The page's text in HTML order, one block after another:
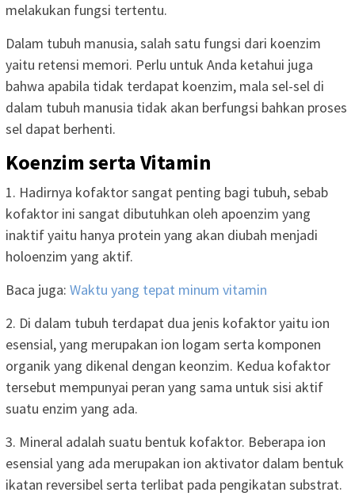
melakukan fungsi tertentu.
Dalam tubuh manusia, salah satu fungsi dari koenzim
yaitu retensi memori. Perlu untuk Anda ketahui juga
bahwa apabila tidak terdapat koenzim, mala sel-sel di
dalam tubuh manusia tidak akan berfungsi bahkan proses
sel dapat berhenti.
Koenzim serta Vitamin
1. Hadirnya kofaktor sangat penting bagi tubuh, sebab
kofaktor ini sangat dibutuhkan oleh apoenzim yang
inaktif yaitu hanya protein yang akan diubah menjadi
holoenzim yang aktif.
Baca juga: Waktu yang tepat minum vitamin
2. Di dalam tubuh terdapat dua jenis kofaktor yaitu ion
esensial, yang merupakan ion logam serta komponen
organik yang dikenal dengan keonzim. Kedua kofaktor
tersebut mempunyai peran yang sama untuk sisi aktif
suatu enzim yang ada.
3. Mineral adalah suatu bentuk kofaktor. Beberapa ion
esensial yang ada merupakan ion aktivator dalam bentuk
ikatan reversibel serta terlibat pada pengikatan substrat.